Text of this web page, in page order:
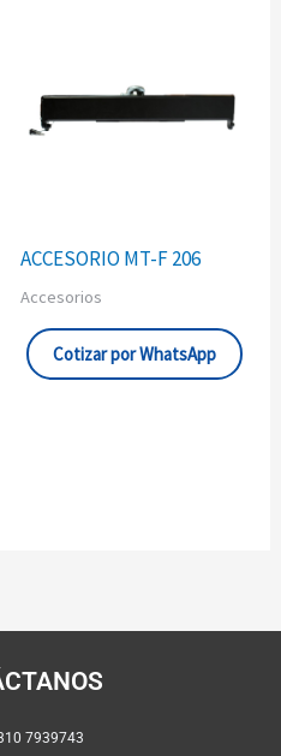
ACCESORIO MT-F 206
Accesorios
Cotizar por WhatsApp
7939743